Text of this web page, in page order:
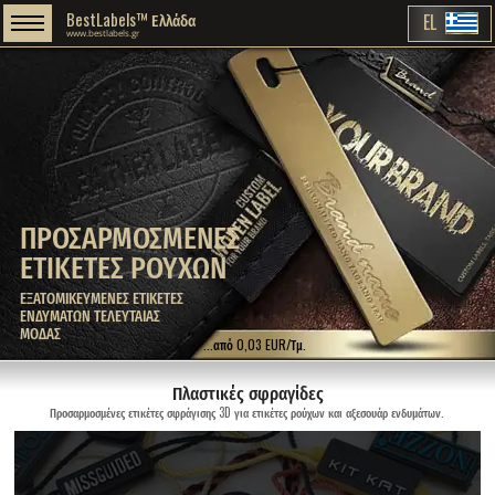
ΠΡΟΣΑΡΜΟΣΜΕΝΕΣ
ΕΤΙΚΕΤΕΣ ΡΟΥΧΩΝ
ΕΞΑΤΟΜΙΚΕΥΜΕΝΕΣ ΕΤΙΚΕΤΕΣ
ΕΝΔΥΜΑΤΩΝ ΤΕΛΕΥΤΑΙΑΣ
ΜΟΔΑΣ
BestLabels™ Ελλάδα
www.bestlabels.gr EL
...από 0,03 EUR/Τμ.
Πλαστικές σφραγίδες
Προσαρμοσμένες ετικέτες σφράγισης 3D για ετικέτες ρούχων και αξεσουάρ ενδυμάτων.